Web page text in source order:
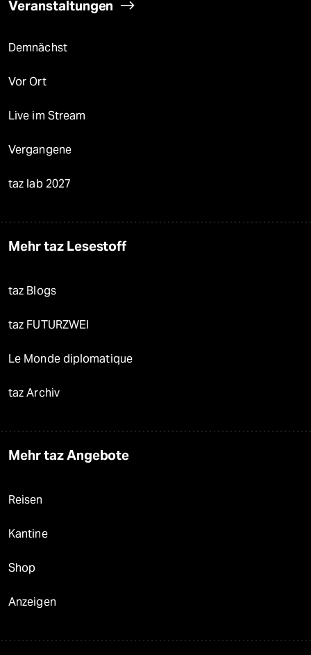
Veranstaltungen
Demnächst
Vor Ort
Live im Stream
Vergangene
taz lab 2027
Mehr taz Lesestoff
taz Blogs
taz FUTURZWEI
Le Monde diplomatique
taz Archiv
Mehr taz Angebote
Reisen
Kantine
Shop
Anzeigen